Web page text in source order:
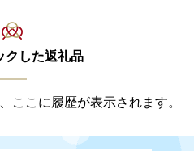
クした返礼品
ここに履歴が表示されます。